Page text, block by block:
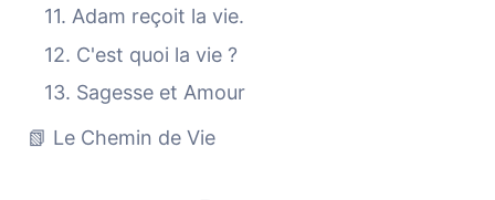
11. Adam reçoit la vie.
12. C'est quoi la vie ?
13. Sagesse et Amour
📗 Le Chemin de Vie